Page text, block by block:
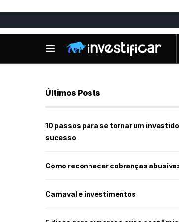
Últimos Posts
10 passos para se tornar um
sucesso
Como reconhecer cobranças
Carnaval e investimentos